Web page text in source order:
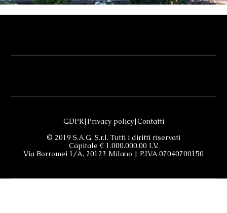
GDPR| Privacy policy|Contatti
© 2019 S.A.G. S.r.l. Tutti i diritti riservati
Capitale € 1.000.000,00 I.V.
Via Borromei 1/A, 20123 Milano | P.IVA 07040700150